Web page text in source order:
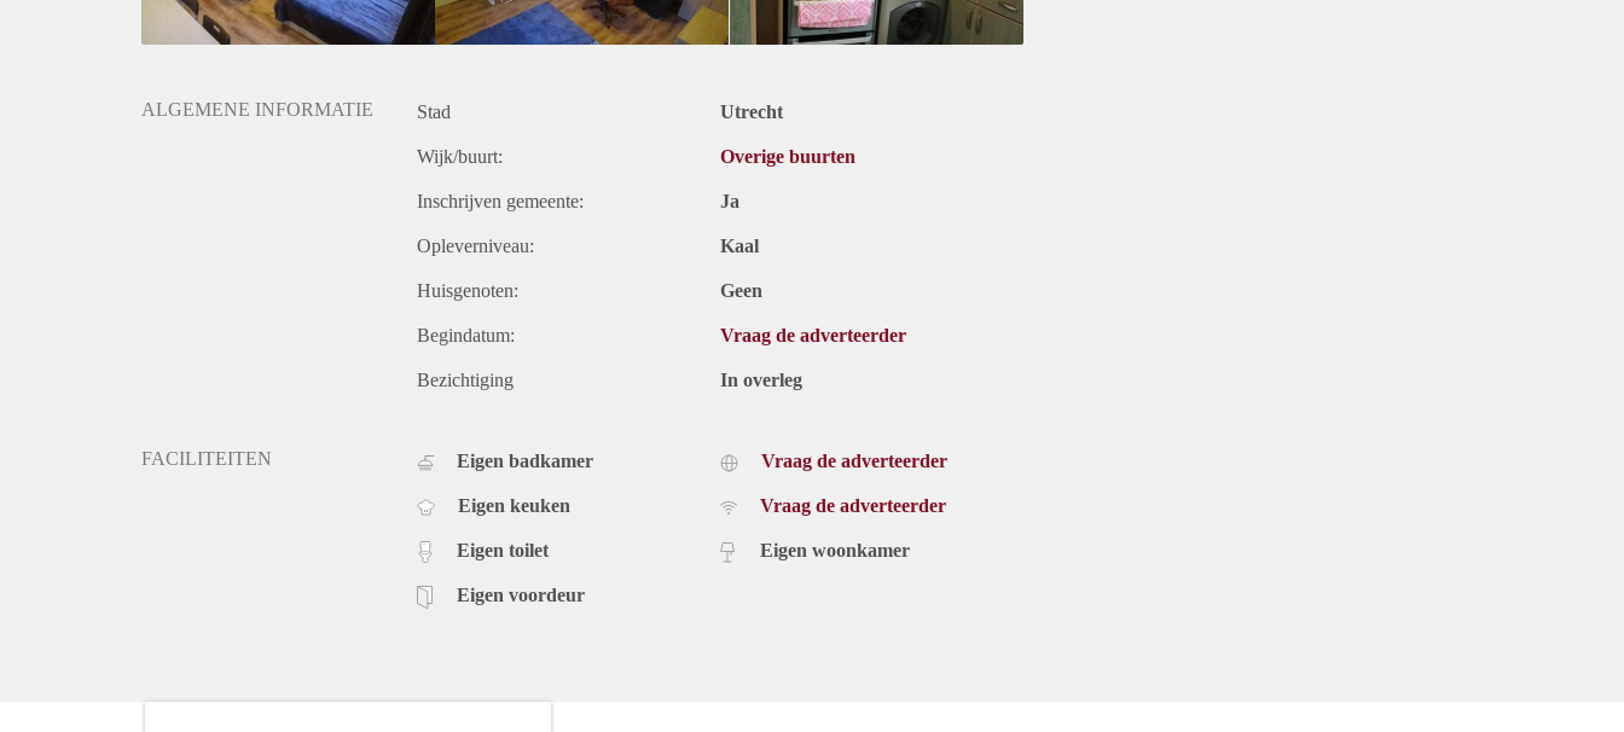
Huurtermijn
Onbepaalde termijn
ALGEMENE INFORMATIE Stad Utrecht
Wijk/buurt: Overige buurten
Inschrijven gemeente: Ja
Opleverniveau: Kaal
Huisgenoten: Geen
Begindatum: Vraag de adverteerder
Bezichtiging In overleg
FACILITEITEN Eigen badkamer
Eigen keuken
Eigen toilet
Eigen voordeur
Vraag de adverteerder
Vraag de adverteerder
Eigen woonkamer